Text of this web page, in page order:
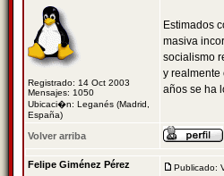
Registrado: 14 Oct 2003
Mensajes: 1050
Ubicaci�n: Leganés (Madrid,
España)
Estimados
masiva
socialismo
y realmente
años se ha
Volver arriba
Felipe Giménez Pérez Publicado: